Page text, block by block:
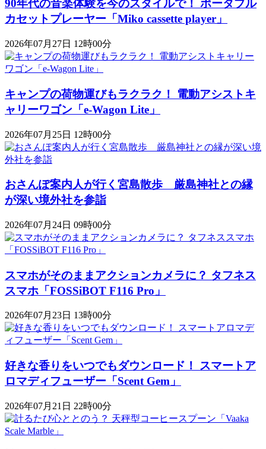
90年代の音楽体験を今のスタイルで！ ポータブル
カセットプレーヤー「Miko cassette player」
2026年07月27日 12時00分
キャンプの荷物運びもラクラク！ 電動アシストキ
ャリーワゴン「​​e-Wagon Lite」
2026年07月25日 12時00分
おさんぽ案内人が行く宮島散歩 厳島神社との縁
が深い境外社を参詣
2026年07月24日 09時00分
スマホがそのままアクションカメラに？ タフネス
スマホ「FOSSiBOT F116 Pro」
2026年07月23日 13時00分
好きな香りをいつでもダウンロード！ スマートア
ロマディフューザー「Scent Gem」
2026年07月21日 22時00分